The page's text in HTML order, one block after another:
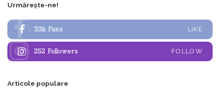
Urmărește-ne!
33k Fans LIKE
252 Followers FOLLOW
Articole populare